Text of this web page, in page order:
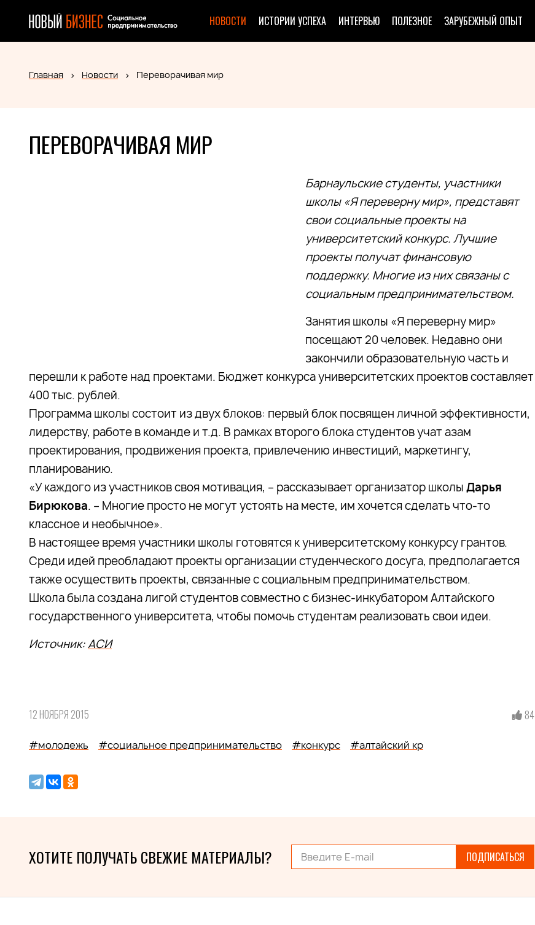
НОВОСТИ ИСТОРИИ УСПЕХА ИНТЕРВЬЮ ПОЛЕЗНОЕ ЗАРУБЕЖНЫЙ ОПЫТ
Главная Новости Переворачивая мир
ПЕРЕВОРАЧИВАЯ МИР
Барнаульские студенты, участники
школы «Я переверну мир», представят
свои социальные проекты на
университетский конкурс. Лучшие
проекты получат финансовую
поддержку. Многие из них связаны с
социальным предпринимательством.
Занятия школы «Я переверну мир»
посещают 20 человек. Недавно они
закончили образовательную часть и
перешли к работе над проектами. Бюджет конкурса университетских проектов составляет
400 тыс. рублей.
Программа школы состоит из двух блоков: первый блок посвящен личной эффективности,
лидерству, работе в команде и т.д. В рамках второго блока студентов учат азам
проектирования, продвижения проекта, привлечению инвестиций, маркетингу,
планированию.
«У каждого из участников своя мотивация, – рассказывает организатор школы Дарья
Бирюкова. – Многие просто не могут устоять на месте, им хочется сделать что-то
классное и необычное».
В настоящее время участники школы готовятся к университетскому конкурсу грантов.
Среди идей преобладают проекты организации студенческого досуга, предполагается
также осуществить проекты, связанные с социальным предпринимательством.
Школа была создана лигой студентов совместно с бизнес-инкубатором Алтайского
государственного университета, чтобы помочь студентам реализовать свои идеи.
Источник:АСИ
12 НОЯБРЯ 2015 84
#молодежь #социальное предпринимательство #конкурс #алтайский кр
ХОТИТЕ ПОЛУЧАТЬ СВЕЖИЕ МАТЕРИАЛЫ? ПОДПИСАТЬСЯ